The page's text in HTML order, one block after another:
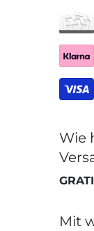
Wie
Mit